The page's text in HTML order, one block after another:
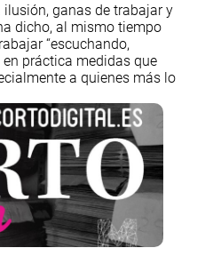
ilusión, ganas de trabajar y
dicho, al mismo tiempo
“escuchando,
práctica medidas que
a quienes más lo